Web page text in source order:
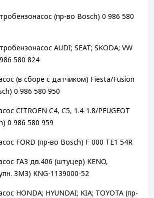
(пр-во Bosch) 0 986 580
AUDI; SEAT; SKODA; VW
580 824
(в сборе с датчиком) Fiesta/Fusion
0 986 580 950
CITROEN C4, C5, 1.4-1.8/PEUGEOT
0 986 580 959
FORD (пр-во Bosch) F 000 TE1 54R
ГАЗ дв.406 (штуцер) KENO,
ЗМЗ) KNG-1139000-52
HONDA; HYUNDAI; KIA; TOYOTA (пр-